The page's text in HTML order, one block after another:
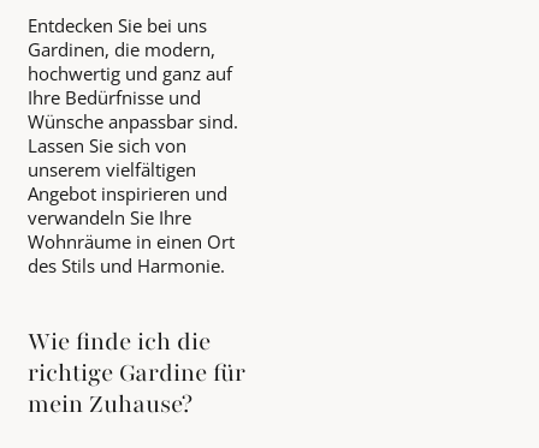
Entdecken Sie bei uns
Gardinen, die modern,
hochwertig und ganz auf
Ihre Bedürfnisse und
Wünsche anpassbar sind.
Lassen Sie sich von
unserem vielfältigen
Angebot inspirieren und
verwandeln Sie Ihre
Wohnräume in einen Ort
des Stils und Harmonie.
Wie finde ich die
richtige Gardine für
mein Zuhause?